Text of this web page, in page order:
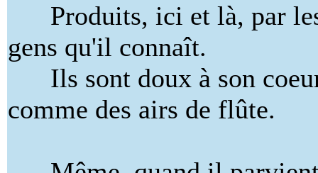
Produits, ici et là, par
gens qu'il connaît.
Ils sont doux à son
comme des airs de flûte.